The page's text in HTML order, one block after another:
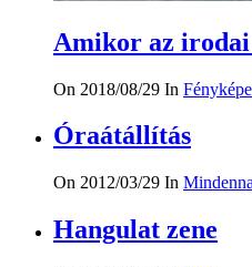
Amikor az
On 2018/08/29 In
Óraátállítás
On 2012/03/29 In
Hangulat zene